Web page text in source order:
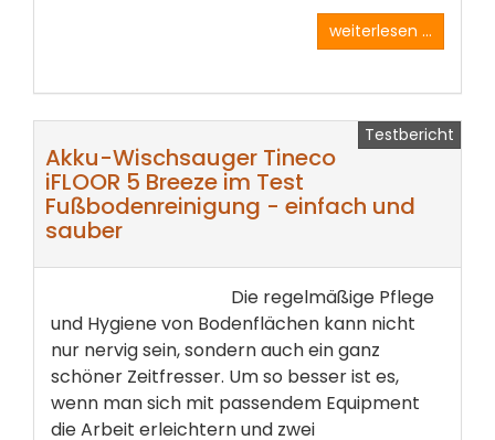
weiterlesen ...
Testbericht
Akku-Wischsauger Tineco
iFLOOR 5 Breeze im Test
Fußbodenreinigung - einfach und
sauber
Die regelmäßige Pflege
und Hygiene von Bodenflächen kann nicht
nur nervig sein, sondern auch ein ganz
schöner Zeitfresser. Um so besser ist es,
wenn man sich mit passendem Equipment
die Arbeit erleichtern und zwei